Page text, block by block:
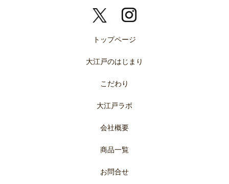
トップページ
大江戸のはじまり
こだわり
大江戸ラボ
会社概要
商品一覧
お問合せ